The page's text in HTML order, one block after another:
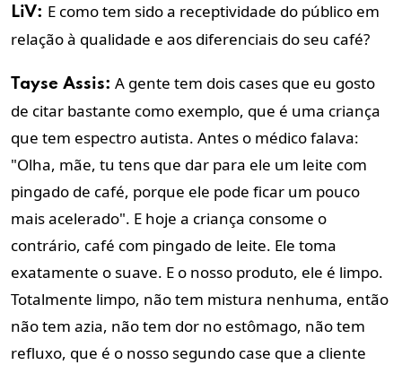
LiV: E como tem sido a receptividade do público em
relação à qualidade e aos diferenciais do seu café?
Tayse Assis: A gente tem dois cases que eu gosto
de citar bastante como exemplo, que é uma criança
que tem espectro autista. Antes o médico falava:
"Olha, mãe, tu tens que dar para ele um leite com
pingado de café, porque ele pode ficar um pouco
mais acelerado". E hoje a criança consome o
contrário, café com pingado de leite. Ele toma
exatamente o suave. E o nosso produto, ele é limpo.
Totalmente limpo, não tem mistura nenhuma, então
não tem azia, não tem dor no estômago, não tem
refluxo, que é o nosso segundo case que a cliente